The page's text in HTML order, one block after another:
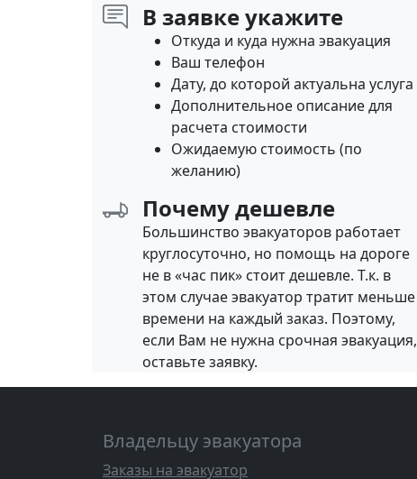
В заявке укажите
Откуда и куда нужна эвакуация
Ваш телефон
Дату, до которой актуальна услуга
Дополнительное описание для
расчета стоимости
Ожидаемую стоимость (по
желанию)
Почему дешевле
Большинство эвакуаторов работает
круглосуточно, но помощь на дороге
не в «час пик» стоит дешевле. Т.к. в
этом случае эвакуатор тратит меньше
времени на каждый заказ. Поэтому,
если Вам не нужна срочная эвакуация,
оставьте заявку.
Владельцу эвакуатора
Заказы на эвакуатор